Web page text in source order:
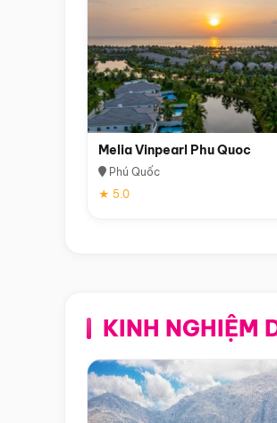
Melia Vinpearl Phu Quoc
Phú Quốc
★ 5.0
KINH NGHIỆM